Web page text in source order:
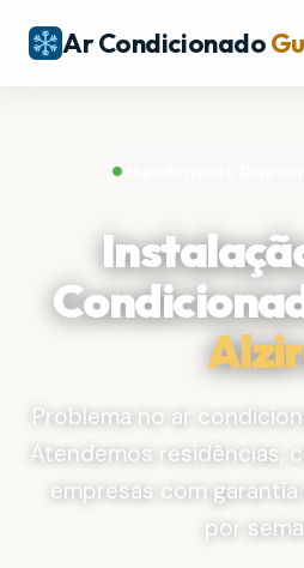
Ar Condicionado
Atendimento
Problema no ar
Atendemos residências,
empresas com
por